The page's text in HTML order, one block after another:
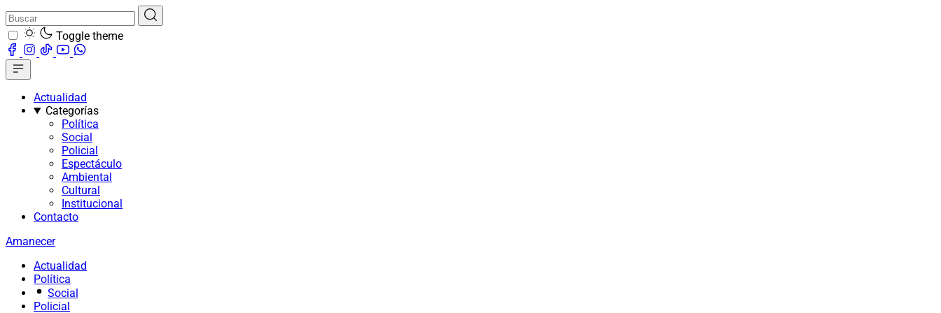
Toggle theme
Actualidad
Categorías
Política
Social
Policial
Espectáculo
Ambiental
Cultural
Institucional
Contacto
Amanecer
Actualidad
Política
Social
Policial